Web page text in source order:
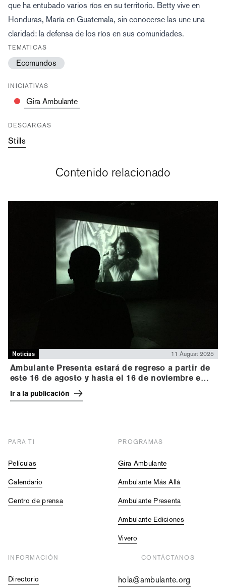
que ha entubado varios ríos en su territorio. Betty vive en
Honduras, María en Guatemala, sin conocerse las une una
claridad: la defensa de los ríos en sus comunidades.
TEMATICAS
Ecomundos
INICIATIVAS
Gira Ambulante
DESCARGAS
Stills
Contenido relacionado
Noticias 11 August 2025
Ambulante Presenta estará de regreso a partir de
este 16 de agosto y hasta el 16 de noviembre en
más de 100 sedes a lo largo y ancho de la
república mexicana
Ir a la publicación
PARA TI
Películas
Calendario
Centro de prensa
PROGRAMAS
Gira Ambulante
Ambulante Más Allá
Ambulante Presenta
Ambulante Ediciones
Vivero
INFORMACIÓN
Directorio
CONTÁCTANOS
hola@ambulante.org